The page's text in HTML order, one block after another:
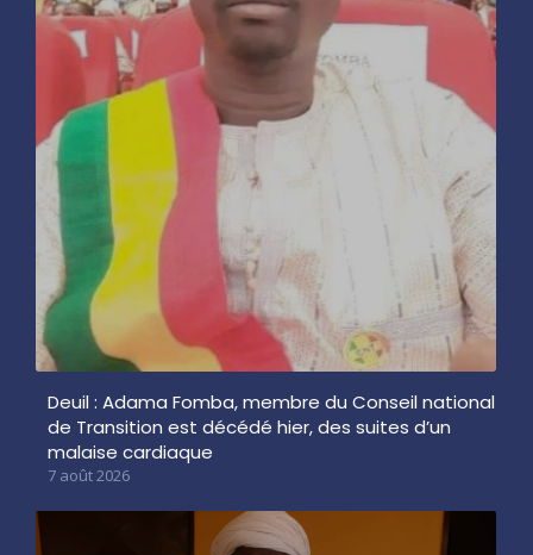
Deuil : Adama Fomba, membre du Conseil national
de Transition est décédé hier, des suites d’un
malaise cardiaque
7 août 2026